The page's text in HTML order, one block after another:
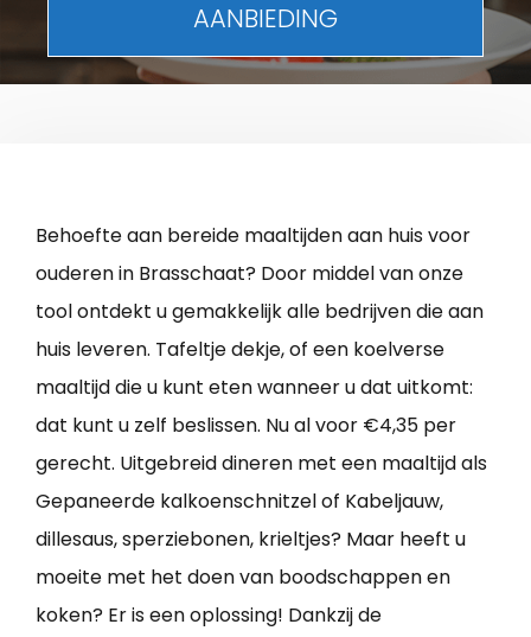
AANBIEDING
Behoefte aan bereide maaltijden aan huis voor
ouderen in Brasschaat? Door middel van onze
tool ontdekt u gemakkelijk alle bedrijven die aan
huis leveren. Tafeltje dekje, of een koelverse
maaltijd die u kunt eten wanneer u dat uitkomt:
dat kunt u zelf beslissen. Nu al voor €4,35 per
gerecht. Uitgebreid dineren met een maaltijd als
Gepaneerde kalkoenschnitzel of Kabeljauw,
dillesaus, sperziebonen, krieltjes? Maar heeft u
moeite met het doen van boodschappen en
koken? Er is een oplossing! Dankzij de